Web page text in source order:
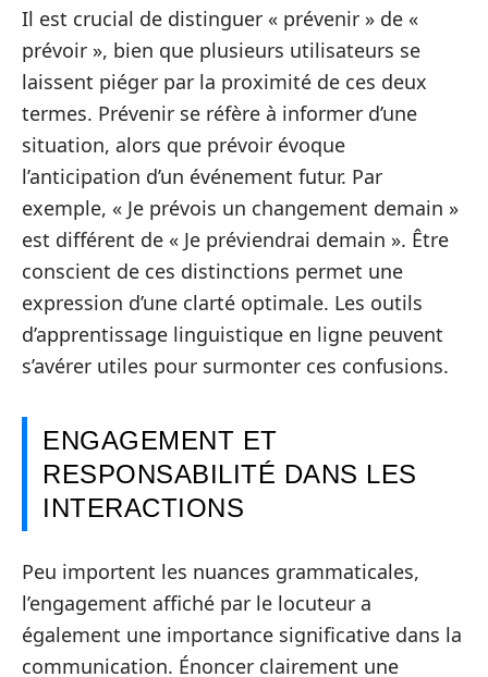
Il est crucial de distinguer « prévenir » de «
prévoir », bien que plusieurs utilisateurs se
laissent piéger par la proximité de ces deux
termes. Prévenir se réfère à informer d’une
situation, alors que prévoir évoque
l’anticipation d’un événement futur. Par
exemple, « Je prévois un changement demain »
est différent de « Je préviendrai demain ». Être
conscient de ces distinctions permet une
expression d’une clarté optimale. Les outils
d’apprentissage linguistique en ligne peuvent
s’avérer utiles pour surmonter ces confusions.
ENGAGEMENT ET
RESPONSABILITÉ DANS LES
INTERACTIONS
Peu importent les nuances grammaticales,
l’engagement affiché par le locuteur a
également une importance significative dans la
communication. Énoncer clairement une